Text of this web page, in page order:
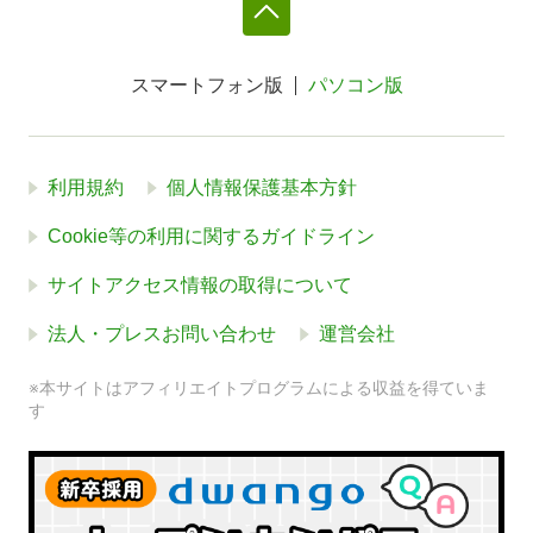
スマートフォン版 パソコン版
利用規約 個人情報保護基本方針
Cookie等の利用に関するガイドライン
サイトアクセス情報の取得について
法人・プレスお問い合わせ 運営会社
※本サイトはアフィリエイトプログラムによる収益を得ていま
す